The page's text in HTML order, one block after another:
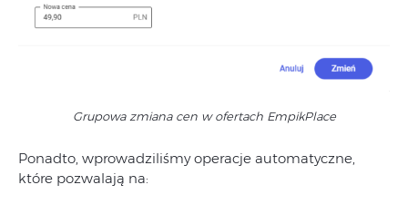
Grupowa zmiana cen w ofertach EmpikPlace
Ponadto, wprowadziliśmy operacje automatyczne,
które pozwalają na: